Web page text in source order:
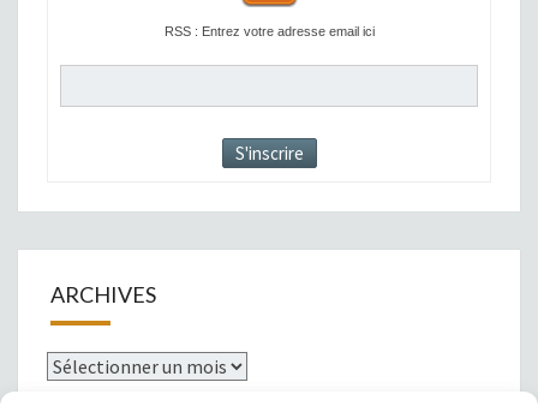
RSS : Entrez votre adresse email ici
ARCHIVES
Archives